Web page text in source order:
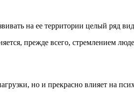
на ее территории целый ряд
прежде всего, стремлением
но и прекрасно влияет на